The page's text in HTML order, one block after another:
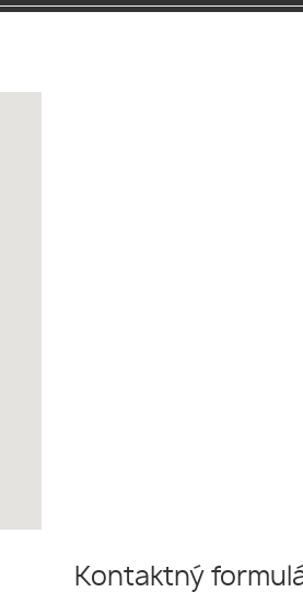
Kontaktný